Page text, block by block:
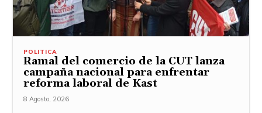
POLITICA
Ramal del comercio de la CUT lanza
campaña nacional para enfrentar
reforma laboral de Kast
8 Agosto, 2026